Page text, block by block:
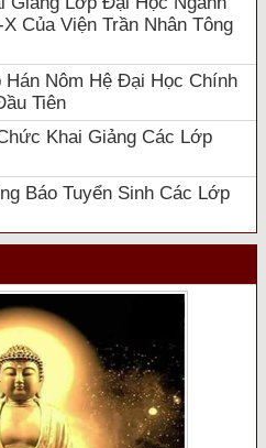
Của Viện Trần Nhân Tông
Hán Nôm Hệ Đại Học Chính
Tiên
Khai Giảng Các Lớp
Báo Tuyển Sinh Các Lớp